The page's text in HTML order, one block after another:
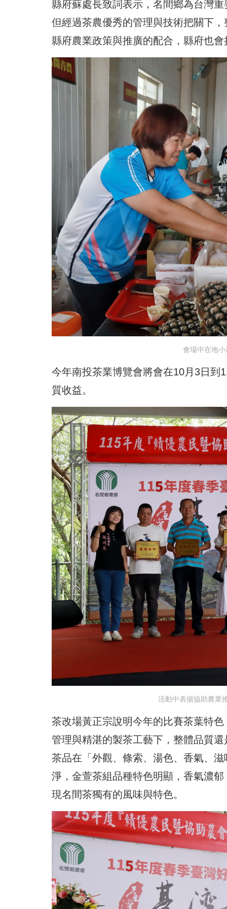
縣府蘇處長致詞表示，名間鄉為台灣
但經過茶農優秀的管理與技術把關下
縣府農業政策與推廣的配合，縣府也
會場中在地
今年南投茶業博覽會將會在10月3日到
質收益。
活動中表揚協助農業
茶改場黃正宗說明今年的比賽茶葉特
管理與精湛的製茶工藝下，整體品質
茶品在「外觀、條索、湯色、香氣、
淨，金萱茶組品種特色明顯，香氣濃
現名間茶獨有的風味與特色。